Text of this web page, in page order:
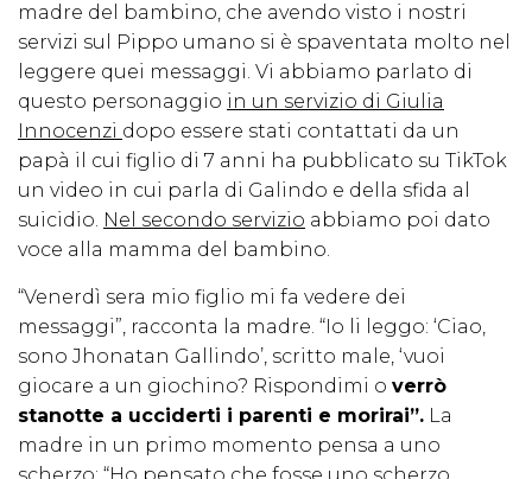
madre del bambino, che avendo visto i nostri
servizi sul Pippo umano si è spaventata molto nel
leggere quei messaggi. Vi abbiamo parlato di
questo personaggio in un servizio di Giulia
Innocenzi dopo essere stati contattati da un
papà il cui figlio di 7 anni ha pubblicato su TikTok
un video in cui parla di Galindo e della sfida al
suicidio. Nel secondo servizio abbiamo poi dato
voce alla mamma del bambino.
“Venerdì sera mio figlio mi fa vedere dei
messaggi”, racconta la madre. “Io li leggo: ‘Ciao,
sono Jhonatan Gallindo’, scritto male, ‘vuoi
giocare a un giochino? Rispondimi o verrò
stanotte a ucciderti i parenti e morirai”. La
madre in un primo momento pensa a uno